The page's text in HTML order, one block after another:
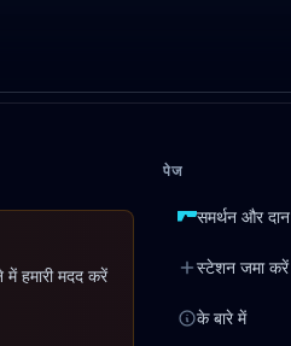
हमारी मदद करें
पेज
समर्थन और दान
स्टेशन जमा करें
के बारे में